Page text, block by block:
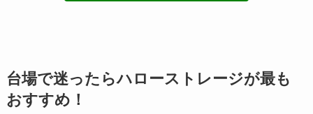
台場で迷ったらハローストレージが最も
おすすめ！